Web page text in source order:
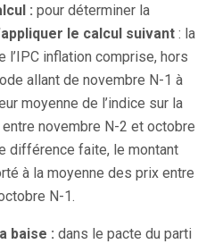
: pour déterminer la
le calcul suivant : la
l’IPC inflation comprise, hors
allant de novembre N-1 à
moyenne de l’indice sur la
novembre N-2 et octobre
différence faite, le montant
à la moyenne des prix entre
N-1.
baise : dans le pacte du parti